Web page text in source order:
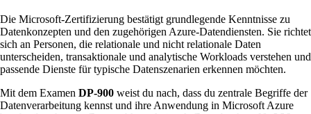
Die Microsoft-Zertifizierung bestätigt grundlegende Kenntnisse zu
Datenkonzepten und den zugehörigen Azure-Datendiensten. Sie richtet
sich an Personen, die relationale und nicht relationale Daten
unterscheiden, transaktionale und analytische Workloads verstehen und
passende Dienste für typische Datenszenarien erkennen möchten.
Mit dem Examen DP-900 weist du nach, dass du zentrale Begriffe der
Datenverarbeitung kennst und ihre Anwendung in Microsoft Azure